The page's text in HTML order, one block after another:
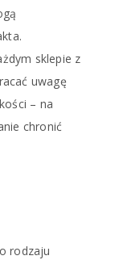
sklepie z
uwagę
– na
chronić
rodzaju